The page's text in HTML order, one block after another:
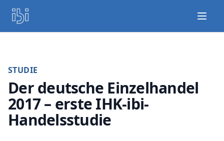
STUDIE
Der deutsche Einzelhandel
2017 – erste IHK-ibi-
Handelsstudie